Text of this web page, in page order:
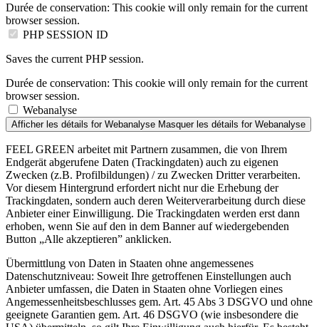
Durée de conservation: This cookie will only remain for the current
browser session.
PHP SESSION ID
Saves the current PHP session.
Durée de conservation: This cookie will only remain for the current
browser session.
Webanalyse
Afficher les détails for Webanalyse Masquer les détails for Webanalyse
FEEL GREEN arbeitet mit Partnern zusammen, die von Ihrem
Endgerät abgerufene Daten (Trackingdaten) auch zu eigenen
Zwecken (z.B. Profilbildungen) / zu Zwecken Dritter verarbeiten.
Vor diesem Hintergrund erfordert nicht nur die Erhebung der
Trackingdaten, sondern auch deren Weiterverarbeitung durch diese
Anbieter einer Einwilligung. Die Trackingdaten werden erst dann
erhoben, wenn Sie auf den in dem Banner auf wiedergebenden
Button „Alle akzeptieren” anklicken.
Übermittlung von Daten in Staaten ohne angemessenes
Datenschutzniveau: Soweit Ihre getroffenen Einstellungen auch
Anbieter umfassen, die Daten in Staaten ohne Vorliegen eines
Angemessenheitsbeschlusses gem. Art. 45 Abs 3 DSGVO und ohne
geeignete Garantien gem. Art. 46 DSGVO (wie insbesondere die